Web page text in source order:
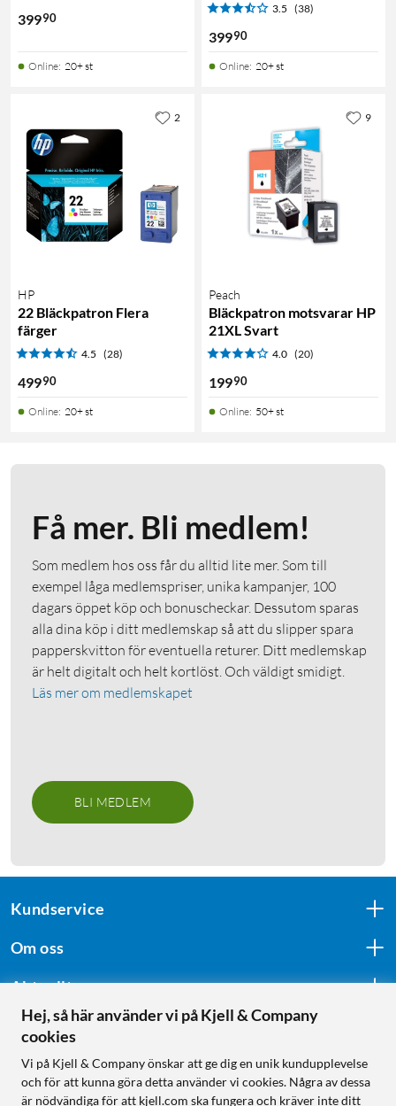
39990
Online: 20+ st
3.5 (38)
39990
Online: 20+ st
HP
22 Bläckpatron Flera
färger
4.5 (28)
49990
Online: 20+ st
2
Peach
Bläckpatron motsvarar HP
21XL Svart
4.0 (20)
19990
Online: 50+ st
9
Få mer. Bli medlem!
Som medlem hos oss får du alltid lite mer. Som till
exempel låga medlemspriser, unika kampanjer, 100
dagars öppet köp och bonuscheckar. Dessutom sparas
alla dina köp i ditt medlemskap så att du slipper spara
papperskvitton för eventuella returer. Ditt medlemskap
är helt digitalt och helt kortlöst. Och väldigt smidigt.
Läs mer om medlemskapet
BLI MEDLEM
Kundservice
Om oss
Aktuellt
Följ oss
Hej, så här använder vi på Kjell & Company
cookies
Vi på Kjell & Company önskar att ge dig en unik kundupplevelse
och för att kunna göra detta använder vi cookies. Några av dessa
är nödvändiga för att kjell.com ska fungera och kräver inte ditt